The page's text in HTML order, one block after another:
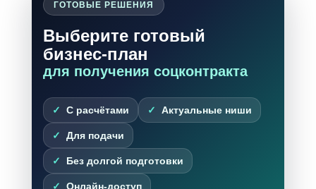
ГОТОВЫЕ РЕШЕНИЯ
Выберите готовый
бизнес-план
для получения соцконтракта
С расчётами Актуальные ниши
Для подачи
Без долгой подготовки
Онлайн-доступ